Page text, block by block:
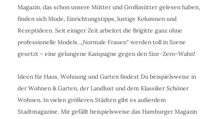
Magazin, das schon unsere Mütter und Großmütter gelesen haben,
finden sich Mode, Einrichtungstipps, lustige Kolumnen und
Rezeptideen. Seit einiger Zeit arbeitet die Brigitte ganz ohne
professionelle Models. „Normale Frauen“ werden toll in Szene
gesetzt – eine gelungene Kampagne gegen den Size-Zero-Wahn!
Ideen für Haus, Wohnung und Garten findest Du beispielsweise in
der Wohnen & Garten, der Landlust und dem Klassiker Schöner
Wohnen. In vielen größeren Städten gibt es außerdem
Stadtmagazine. Mir gefällt beispielsweise das Hamburger Magazin